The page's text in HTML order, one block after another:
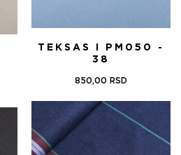
TEKSAS I PM050 -
38
850,00 RSD